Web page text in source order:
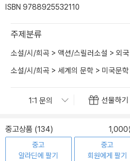
ISBN 9788925532110
주제분류
소설/시/희곡 > 액션/스릴러소설 > 외
소설/시/희곡 > 세계의 문학 > 미국문학
선물하기
중고상품 (134) 1,000
중고
알라딘에 팔기
중고
회원에게 팔기